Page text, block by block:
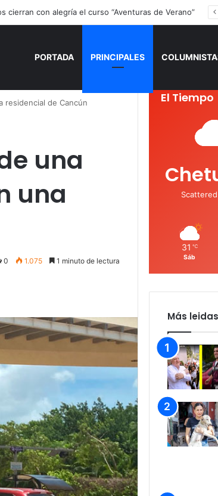
cierran con alegría el curso “Aventuras de Verano”
PORTADA PRINCIPALES
residencial de Cancún
una
una
0 1.075 1 minuto de lectura
El Tiempo
31 ℃
Sáb
Más leidas